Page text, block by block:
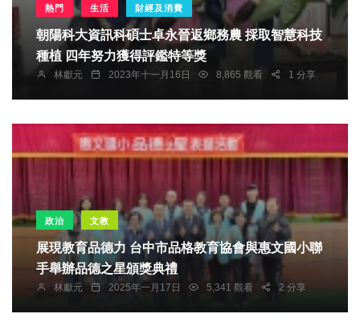
熱門 生活 財經及消費
朝陽科大資訊科碩士卓永晉返鄉務農 採取智慧科技
種植 四年努力獲得評鑑特等獎
林獻元 2023年十一月16日 8,865 觀看 1 分享
政治 文教
展現教育品德力 台中市品格教育協會與惠文國小聯
手舉辦品德之星頒獎典禮
林獻元 2025年一月17日 5,341 觀看 2 分享